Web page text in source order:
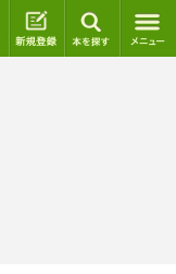
ログイン 新規登録